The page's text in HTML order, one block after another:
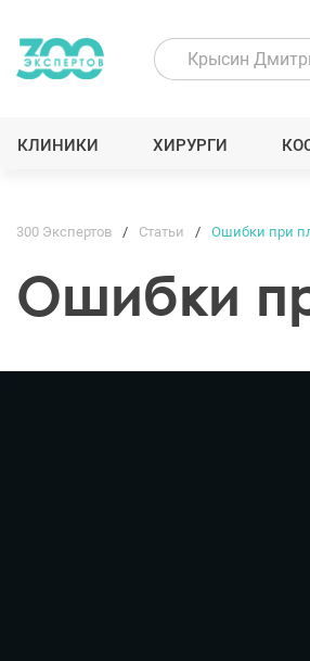
КЛИНИКИ ХИРУРГИ
300 Экспертов Статьи Ошибки при
Ошибки